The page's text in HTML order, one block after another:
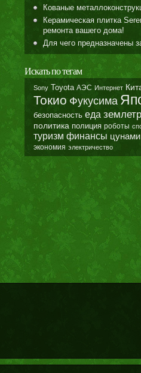
Кованые
Керамическая плитка
ремонта вашего дома!
Для чего предназначены
Искать по тегам
Sony Toyota АЭС Интернет
Токио Фукусима
безопасность еда
политика полиция роботы
туризм финансы цунами
экономия электричество